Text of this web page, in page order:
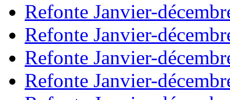
Refonte Janvier-
Refonte Janvier-
Refonte Janvier-
Refonte Janvier-